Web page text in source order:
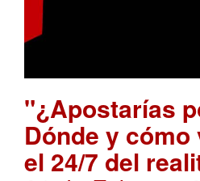
"¿Apostarías
Dónde y
el 24/7 del